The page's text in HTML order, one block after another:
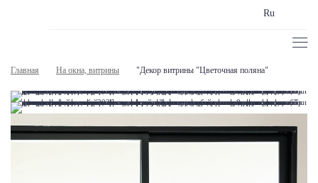
Ru
Главная На окна, витрины "Декор витрины "Цветочная поляна"